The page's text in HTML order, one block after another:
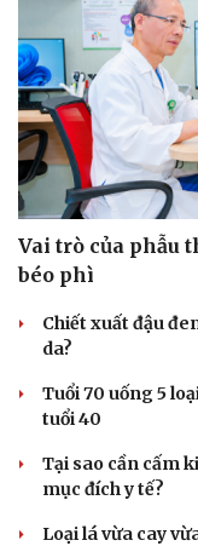
Vai trò của phẫu
béo phì
Chiết xuất đậu
da?
Tuổi 70 uống 5
tuổi 40
Tại sao cần cấm
mục đích y tế?
Loại lá vừa cay